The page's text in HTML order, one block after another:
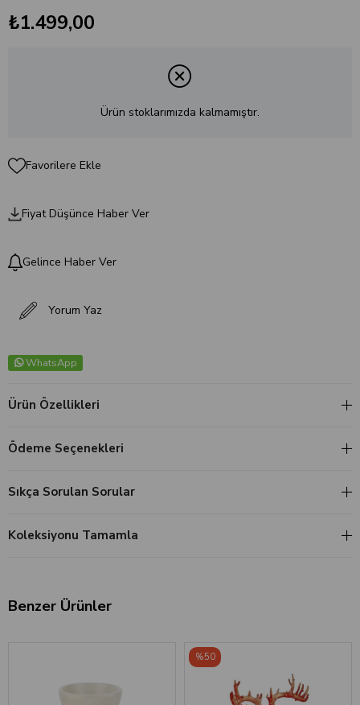
₺1.499,00
Ürün stoklarımızda kalmamıştır.
Favorilere Ekle
Fiyat Düşünce Haber Ver
Gelince Haber Ver
Yorum Yaz
WhatsApp
Ürün Özellikleri
Ödeme Seçenekleri
Sıkça Sorulan Sorular
Koleksiyonu Tamamla
Benzer Ürünler
%50